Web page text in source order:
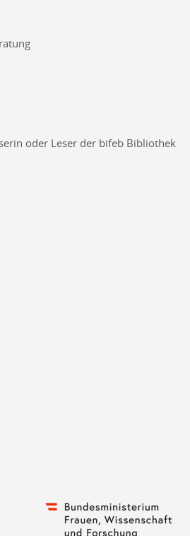
oder Leser der bifeb Bibliothek